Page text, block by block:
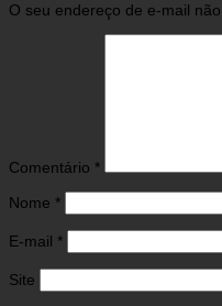
O seu endereço de e-mail
Comentário *
Nome *
E-mail *
Site